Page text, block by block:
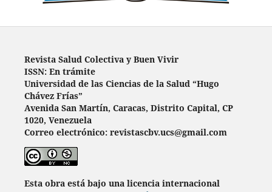
Revista Salud Colectiva y Buen Vivir
ISSN: En trámite
Universidad de las Ciencias de la Salud “Hugo
Chávez Frías”
Avenida San Martín, Caracas, Distrito Capital, CP
1020, Venezuela
Correo electrónico: revistascbv.ucs@gmail.com
Esta obra está bajo una licencia internacional